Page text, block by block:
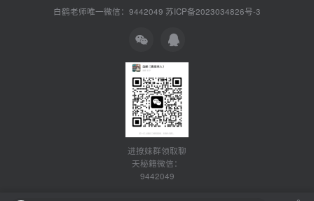
白鹤老师唯一微信：9442049 苏ICP备2023034826号-3
进撩妹群领取聊
天秘籍微信：
9442049